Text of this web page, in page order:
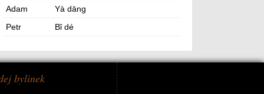
Adam
Yà dāng
Petr
Bǐ dé
bylinek